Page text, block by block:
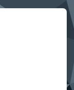
Learn